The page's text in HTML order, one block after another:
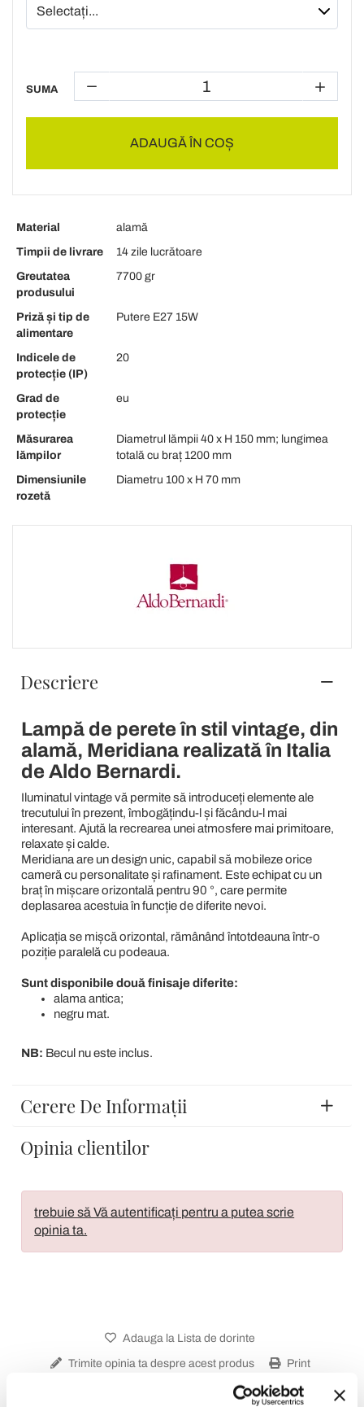
SUMA
ADAUGĂ ÎN COȘ
Material
alamă
Timpii de livrare
14 zile lucrătoare
Greutatea
produsului
7700 gr
Priză și tip de
alimentare
Putere E27 15W
Indicele de
protecție (IP)
20
Grad de
protecție
eu
Măsurarea
lămpilor
Diametrul lămpii 40 x H 150 mm; lungimea
totală cu braț 1200 mm
Dimensiunile
rozetă
Diametru 100 x H 70 mm
Descriere
Lampă de perete în stil vintage, din
alamă, Meridiana realizată în Italia
de Aldo Bernardi.
Iluminatul vintage vă permite să introduceți elemente ale
trecutului în prezent, îmbogățindu-l și făcându-l mai
interesant. Ajută la recrearea unei atmosfere mai primitoare,
relaxate și calde.
Meridiana are un design unic, capabil să mobileze orice
cameră cu personalitate și rafinament. Este echipat cu un
braț în mișcare orizontală pentru 90 °, care permite
deplasarea acestuia în funcție de diferite nevoi.
Aplicația se mișcă orizontal, rămânând întotdeauna într-o
poziție paralelă cu podeaua.
Sunt disponibile două finisaje diferite:
alama antica;
negru mat.
NB: Becul nu este inclus.
Cerere De Informații
Opinia clientilor
trebuie să Vă autentificați pentru a putea scrie
opinia ta.
Adauga la Lista de dorinte
Trimite opinia ta despre acest produs Print